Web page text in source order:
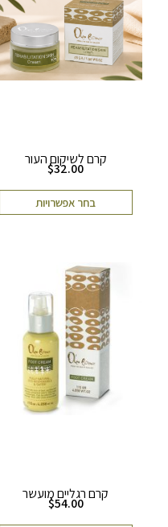
קרם לשיקום העור
$32.00
בחר אפשרויות
קרם רגליים מועשר
$54.00